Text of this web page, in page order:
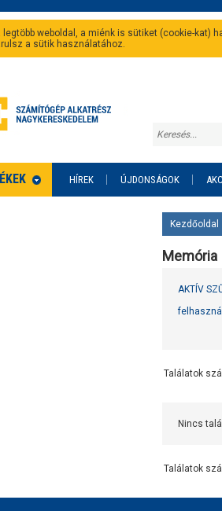
legtöbb weboldal, a miénk is sütiket (cookie-kat)
a sütik használatához.
HÍREK ÚJDONSÁGOK
Kezdőoldal
Memória
AKTÍV
Találatok
Nincs
Találatok